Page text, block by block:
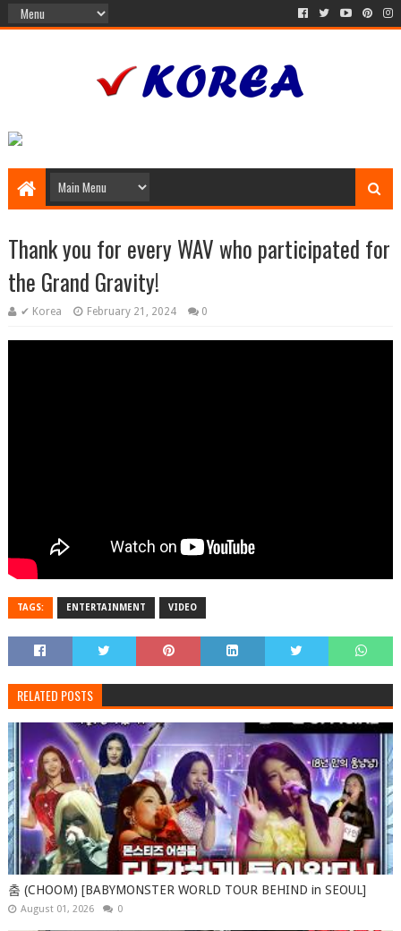
Thank you for every WAV who participated for
the Grand Gravity!
✔ Korea February 21, 2024 0
TAGS: ENTERTAINMENT VIDEO
RELATED POSTS
춤 (CHOOM) [BABYMONSTER WORLD TOUR BEHIND in SEOUL]
August 01, 2026 0